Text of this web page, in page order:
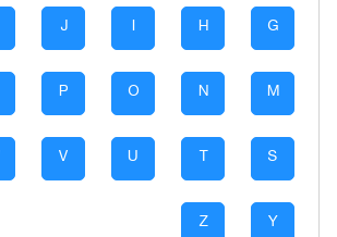
G
H
I
J
M
N
O
P
S
T
U
V
Y
Z